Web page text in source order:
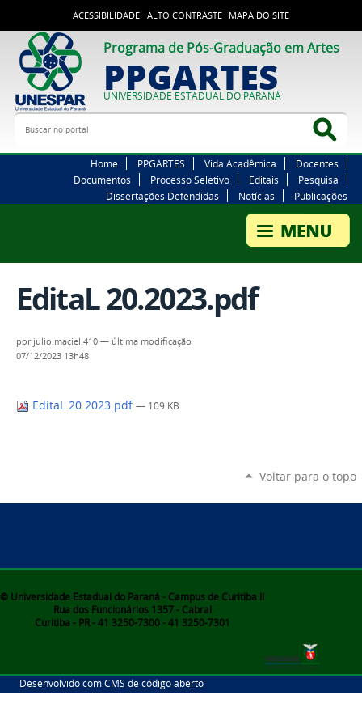
ACESSIBILIDADE ALTO CONTRASTE MAPA DO SITE
Programa de Pós-Graduação em Artes
PPGARTES
UNIVERSIDADE ESTADUAL DO PARANÁ
Buscar no portal
Home PPGARTES Vida Acadêmica
Docentes
Documentos
Processo Seletivo Editais
Pesquisa
Dissertações Defendidas
Notícias Publicações
EditaL 20.2023.pdf
por julio.maciel.410 — última modificação
07/12/2023 13h48
EditaL 20.2023.pdf — 109 KB
Voltar para o topo
© Universidade Estadual do Paraná - Campus de Curitiba II
Rua dos Funcionários 1357 - Cabral
Curitiba - PR - 41 3250-7300 - 41 3250-7301
Desenvolvido com CMS de código aberto